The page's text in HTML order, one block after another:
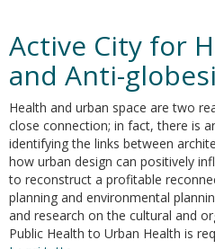
Città
Friendly,
Active,
Adaptive
Active City for
and Anti-
Health and urban space are two
close connection; in fact, there is
identifying the links between
how urban design can positively
to reconstruct a profitable
planning and environmental
and research on the cultural and
Public Health to Urban Health is